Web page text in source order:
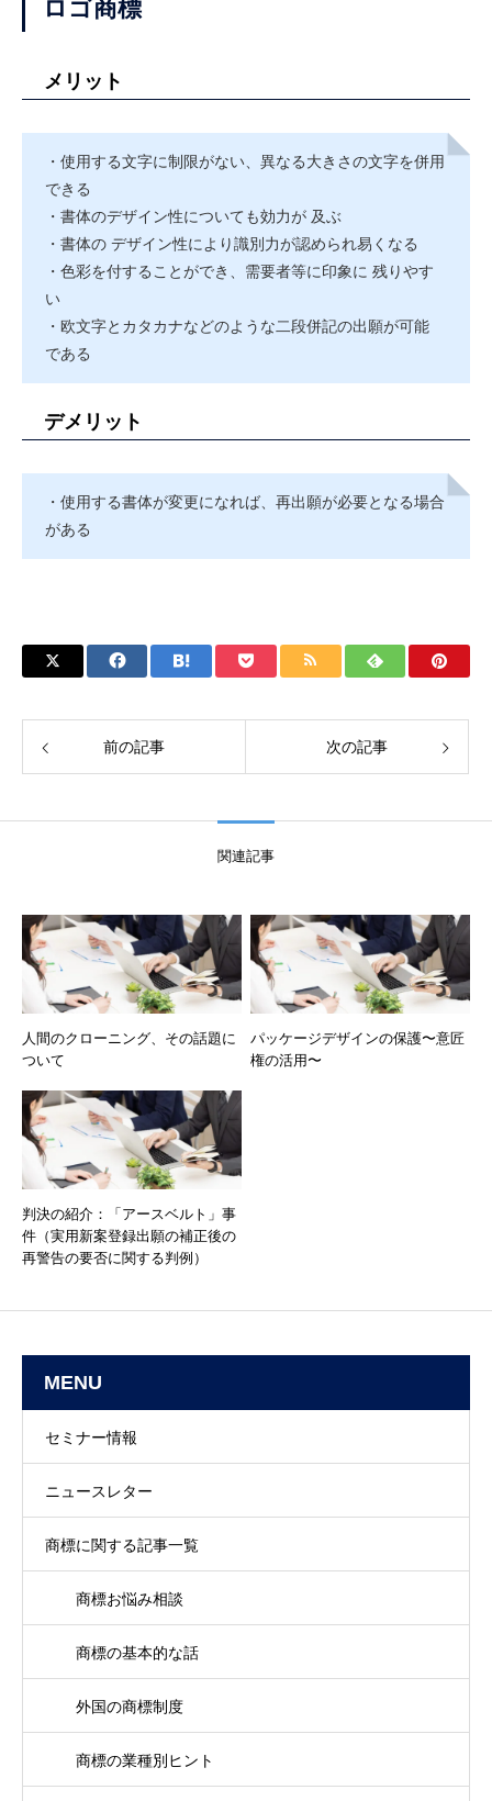
ロゴ商標
メリット
・使用する文字に制限がない、異なる大きさの文字を併用
できる
・書体のデザイン性についても効力が 及ぶ
・書体の デザイン性により識別力が認められ易くなる
・色彩を付することができ、需要者等に印象に 残りやす
い
・欧文字とカタカナなどのような二段併記の出願が可能
である
デメリット
・使用する書体が変更になれば、再出願が必要となる場合
がある
前の記事 次の記事
関連記事
人間のクローニング、その話題に
ついて
パッケージデザインの保護〜意匠
権の活⽤〜
判決の紹介：「アースベルト」事
件（実用新案登録出願の補正後の
再警告の要否に関する判例）
MENU
セミナー情報
ニュースレター
商標に関する記事一覧
商標お悩み相談
商標の基本的な話
外国の商標制度
商標の業種別ヒント